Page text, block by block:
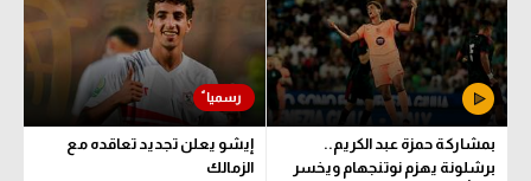
بمشاركة حمزة عبد الكريم..
برشلونة يهزم نوتنجهام ويخسر
إيشو يعلن تجديد تعاقده مع
الزمالك